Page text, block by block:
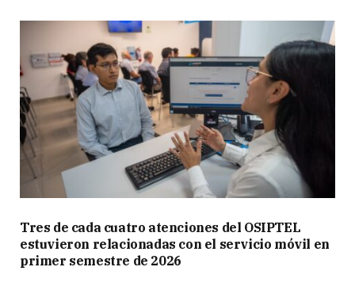
Tres de cada cuatro atenciones del OSIPTEL
estuvieron relacionadas con el servicio móvil en
primer semestre de 2026